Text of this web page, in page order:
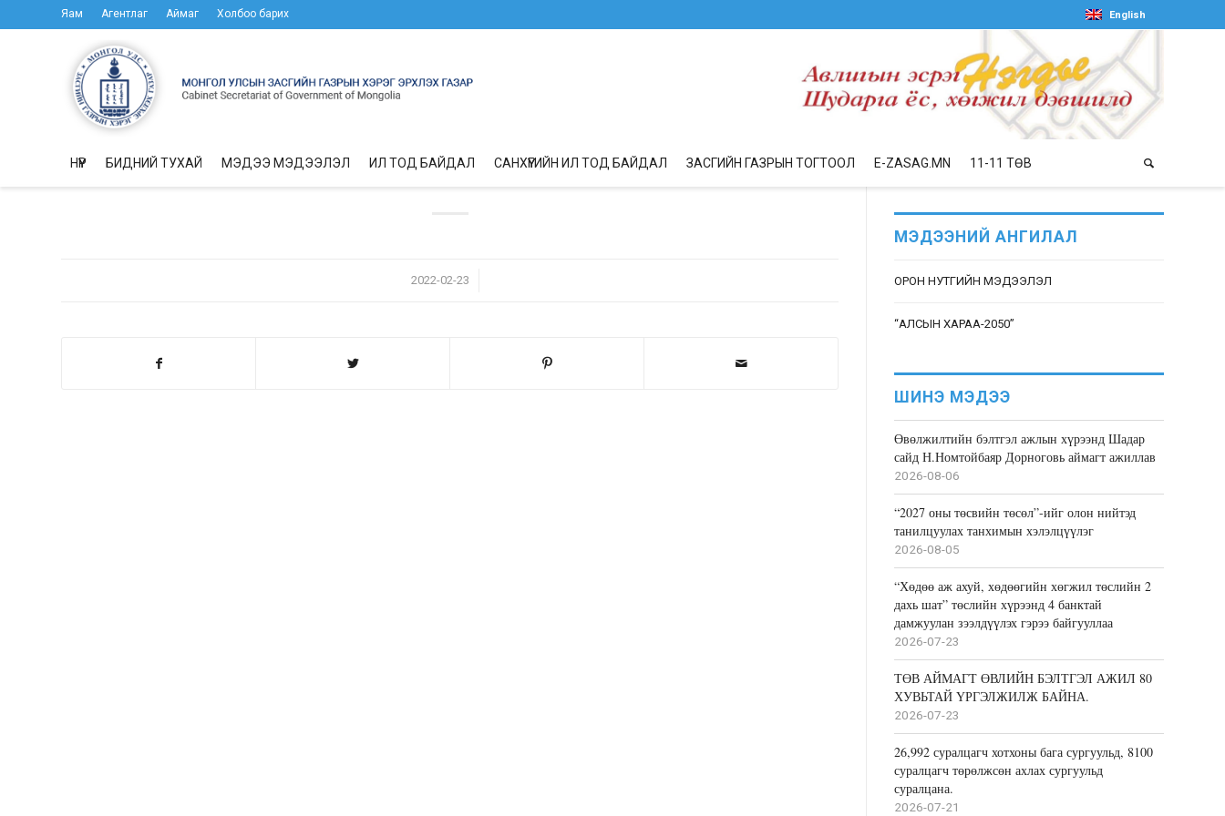
Яам Агентлаг Аймаг Холбоо барих English
НҮҮР БИДНИЙ ТУХАЙ МЭДЭЭ МЭДЭЭЛЭЛ ИЛ ТОД БАЙДАЛ САНХҮҮГИЙН ИЛ ТОД БАЙДАЛ ЗАСГИЙН ГАЗРЫН ТОГТООЛ E-ZASAG.MN 11-11 ТӨВ
2022-02-23
/
МЭДЭЭНИЙ АНГИЛАЛ
ОРОН НУТГИЙН МЭДЭЭЛЭЛ
“АЛСЫН ХАРАА-2050”
ШИНЭ МЭДЭЭ
Өвөлжилтийн бэлтгэл ажлын хүрээнд Шадар
сайд Н.Номтойбаяр Дорноговь аймагт ажиллав
2026-08-06
“2027 оны төсвийн төсөл”-ийг олон нийтэд
танилцуулах танхимын хэлэлцүүлэг
2026-08-05
“Хөдөө аж ахуй, хөдөөгийн хөгжил төслийн 2
дахь шат” төслийн хүрээнд 4 банктай
дамжуулан зээлдүүлэх гэрээ байгууллаа
2026-07-23
ТӨВ АЙМАГТ ӨВЛИЙН БЭЛТГЭЛ АЖИЛ 80
ХУВЬТАЙ ҮРГЭЛЖИЛЖ БАЙНА.
2026-07-23
26,992 суралцагч хотхоны бага сургуульд, 8100
суралцагч төрөлжсөн ахлах сургуульд
суралцана.
2026-07-21